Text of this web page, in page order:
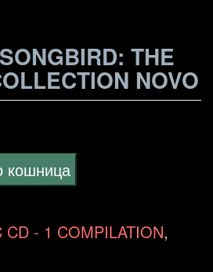
THE
NOVO
кошница
CD - 1 COMPILATION,